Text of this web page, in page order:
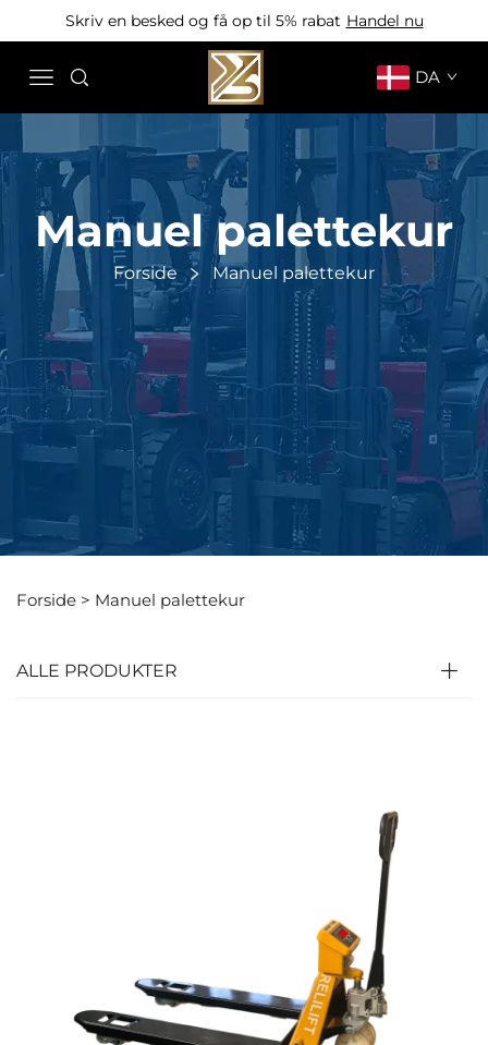
Skriv en besked og få op til 5% rabat Handel nu
DA
Manuel palettekur
Forside Manuel palettekur
Forside > Manuel palettekur
ALLE PRODUKTER